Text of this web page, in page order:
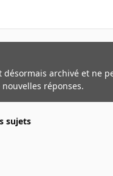
désormais archivé et ne
réponses.
sujets